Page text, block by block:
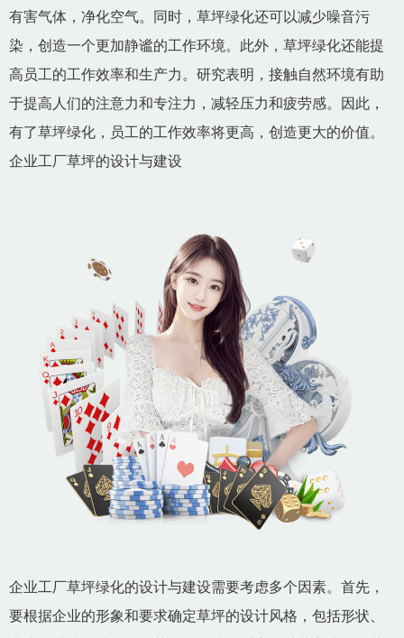
有害气体，净化空气。同时，草坪绿化还可以减少噪音污
染，创造一个更加静谧的工作环境。此外，草坪绿化还能提
高员工的工作效率和生产力。研究表明，接触自然环境有助
于提高人们的注意力和专注力，减轻压力和疲劳感。因此，
有了草坪绿化，员工的工作效率将更高，创造更大的价值。
企业工厂草坪的设计与建设
企业工厂草坪绿化的设计与建设需要考虑多个因素。首先，
要根据企业的形象和要求确定草坪的设计风格，包括形状、